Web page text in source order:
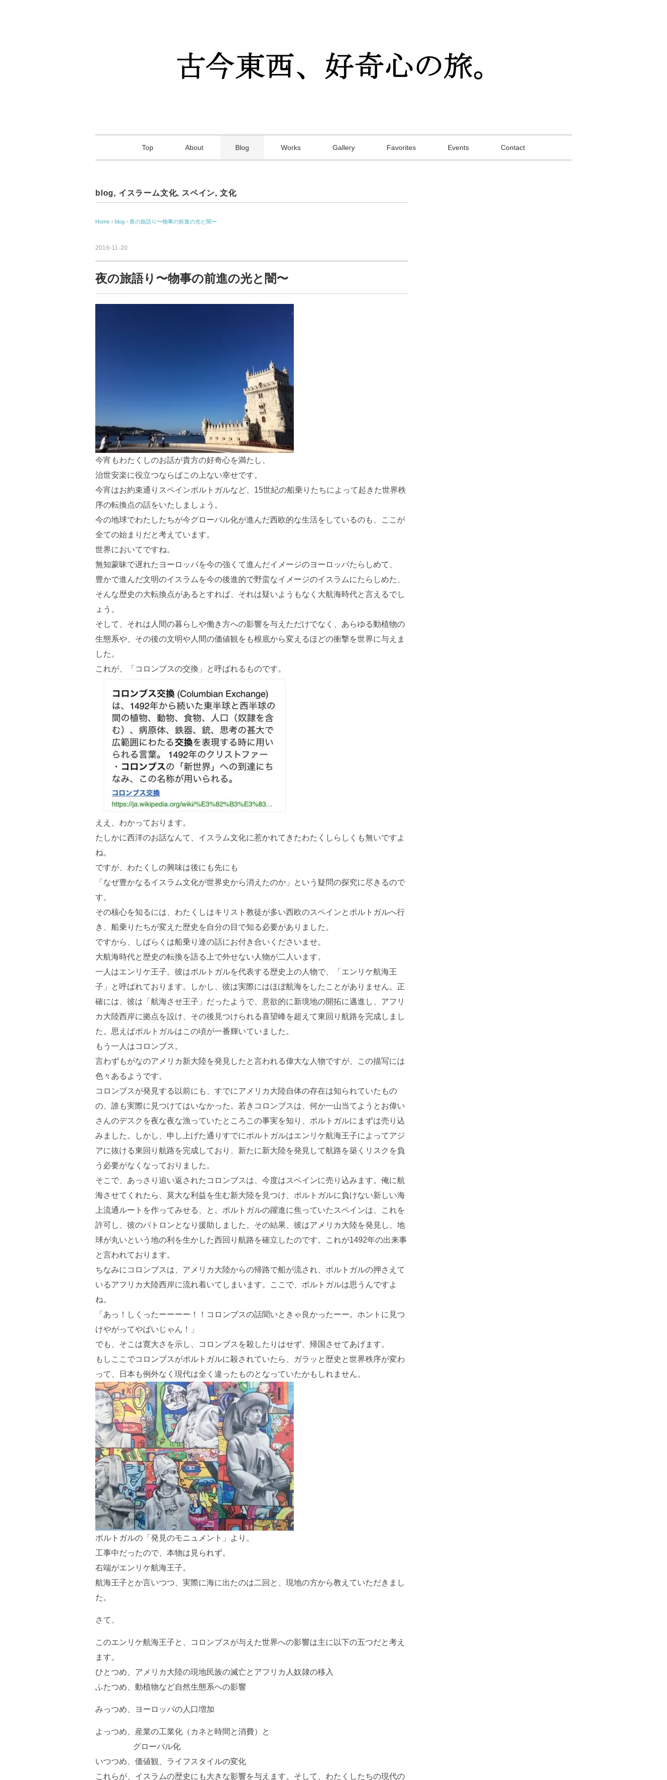
Top About Blog Works Gallery Favorites Events Contact
blog, イスラーム文化, スペイン, 文化
Home › blog › 夜の旅語り〜物事の前進の光と闇〜
2016-11-20
夜の旅語り〜物事の前進の光と闇〜
今宵もわたくしのお話が貴方の好奇心を満たし、
治世安楽に役立つならばこの上ない幸せです。
今宵はお約束通りスペインポルトガルなど、15世紀の船乗りたちによって起きた世界秩
序の転換点の話をいたしましょう。
今の地球でわたしたちが今グローバル化が進んだ西欧的な生活をしているのも、ここが
全ての始まりだと考えています。
世界においてですね。
無知蒙昧で遅れたヨーロッパを今の強くて進んだイメージのヨーロッパたらしめて、
豊かで進んだ文明のイスラムを今の後進的で野蛮なイメージのイスラムにたらしめた、
そんな歴史の大転換点があるとすれば、それは疑いようもなく大航海時代と言えるでし
ょう。
そして、それは人間の暮らしや働き方への影響を与えただけでなく、あらゆる動植物の
生態系や、その後の文明や人間の価値観をも根底から変えるほどの衝撃を世界に与えま
した。
これが、「コロンブスの交換」と呼ばれるものです。
ええ、わかっております。
たしかに西洋のお話なんて、イスラム文化に惹かれてきたわたくしらしくも無いですよ
ね。
ですが、わたくしの興味は後にも先にも
「なぜ豊かなるイスラム文化が世界史から消えたのか」という疑問の探究に尽きるので
す。
その核心を知るには、わたくしはキリスト教徒が多い西欧のスペインとポルトガルへ行
き、船乗りたちが変えた歴史を自分の目で知る必要がありました。
ですから、しばらくは船乗り達の話にお付き合いくださいませ。
大航海時代と歴史の転換を語る上で外せない人物が二人います。
一人はエンリケ王子。彼はポルトガルを代表する歴史上の人物で、「エンリケ航海王
子」と呼ばれております。しかし、彼は実際にはほぼ航海をしたことがありません。正
確には、彼は「航海させ王子」だったようで、意欲的に新境地の開拓に邁進し、アフリ
カ大陸西岸に拠点を設け、その後見つけられる喜望峰を超えて東回り航路を完成しまし
た。思えばポルトガルはこの頃が一番輝いていました。
もう一人はコロンブス。
言わずもがなのアメリカ新大陸を発見したと言われる偉大な人物ですが、この描写には
色々あるようです。
コロンブスが発見する以前にも、すでにアメリカ大陸自体の存在は知られていたもの
の、誰も実際に見つけてはいなかった。若きコロンブスは、何か一山当てようとお偉い
さんのデスクを夜な夜な漁っていたところこの事実を知り、ポルトガルにまずは売り込
みました。しかし、申し上げた通りすでにポルトガルはエンリケ航海王子によってアジ
アに抜ける東回り航路を完成しており、新たに新大陸を発見して航路を築くリスクを負
う必要がなくなっておりました。
そこで、あっさり追い返されたコロンブスは、今度はスペインに売り込みます。俺に航
海させてくれたら、莫大な利益を生む新大陸を見つけ、ポルトガルに負けない新しい海
上流通ルートを作ってみせる、と。ポルトガルの躍進に焦っていたスペインは、これを
許可し、彼のパトロンとなり援助しました。その結果、彼はアメリカ大陸を発見し、地
球が丸いという地の利を生かした西回り航路を確立したのです。これが1492年の出来事
と言われております。
ちなみにコロンブスは、アメリカ大陸からの帰路で船が流され、ポルトガルの押さえて
いるアフリカ大陸西岸に流れ着いてしまいます。ここで、ポルトガルは思うんですよ
ね。
「あっ！しくったーーーー！！コロンブスの話聞いときゃ良かったーー。ホントに見つ
けやがってやばいじゃん！」
でも、そこは寛大さを示し、コロンブスを殺したりはせず、帰国させてあげます。
もしここでコロンブスがポルトガルに殺されていたら、ガラッと歴史と世界秩序が変わ
って、日本も例外なく現代は全く違ったものとなっていたかもしれません。
ポルトガルの「発見のモニュメント」より。
工事中だったので、本物は見られず。
右端がエンリケ航海王子。
航海王子とか言いつつ、実際に海に出たのは二回と、現地の方から教えていただきまし
た。
さて、
このエンリケ航海王子と、コロンブスが与えた世界への影響は主に以下の五つだと考え
ます。
ひとつめ、アメリカ大陸の現地民族の滅亡とアフリカ人奴隷の移入
ふたつめ、動植物など自然生態系への影響
みっつめ、ヨーロッパの人口増加
よっつめ、産業の工業化（カネと時間と消費）と
グローバル化
いつつめ、価値観、ライフスタイルの変化
これらが、イスラムの歴史にも大きな影響を与えます。そして、わたくしたちの現代の